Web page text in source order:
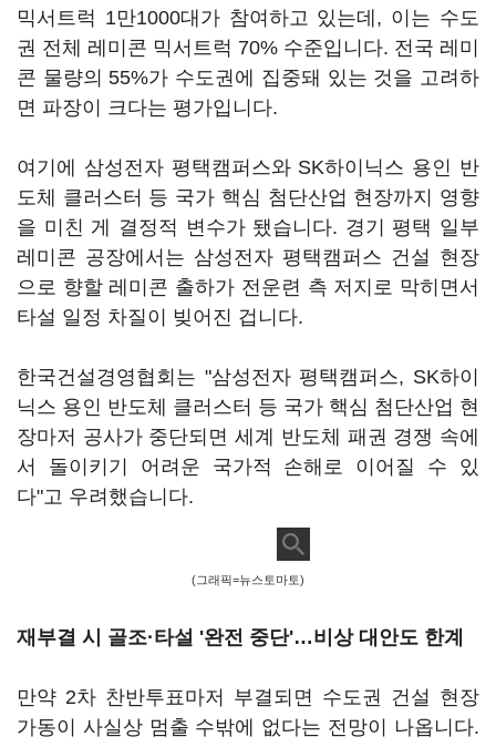
믹서트럭 1만1000대가 참여하고 있는데, 이는 수도
권 전체 레미콘 믹서트럭 70% 수준입니다. 전국 레미
콘 물량의 55%가 수도권에 집중돼 있는 것을 고려하
면 파장이 크다는 평가입니다.
여기에 삼성전자 평택캠퍼스와 SK하이닉스 용인 반
도체 클러스터 등 국가 핵심 첨단산업 현장까지 영향
을 미친 게 결정적 변수가 됐습니다. 경기 평택 일부
레미콘 공장에서는 삼성전자 평택캠퍼스 건설 현장
으로 향할 레미콘 출하가 전운련 측 저지로 막히면서
타설 일정 차질이 빚어진 겁니다.
한국건설경영협회는 "삼성전자 평택캠퍼스, SK하이
닉스 용인 반도체 클러스터 등 국가 핵심 첨단산업 현
장마저 공사가 중단되면 세계 반도체 패권 경쟁 속에
서 돌이키기 어려운 국가적 손해로 이어질 수 있
다"고 우려했습니다.
(그래픽=뉴스토마토)
재부결 시 골조·타설 '완전 중단'…비상 대안도 한계
만약 2차 찬반투표마저 부결되면 수도권 건설 현장
가동이 사실상 멈출 수밖에 없다는 전망이 나옵니다.